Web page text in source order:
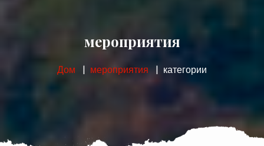
мероприятия
Дом мероприятия категории